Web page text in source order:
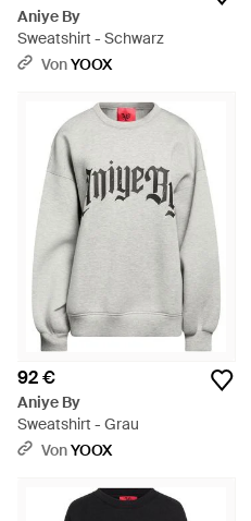
Aniye By
Sweatshirt - Schwarz
VonYOOX
92 €
Aniye By
Sweatshirt - Grau
VonYOOX